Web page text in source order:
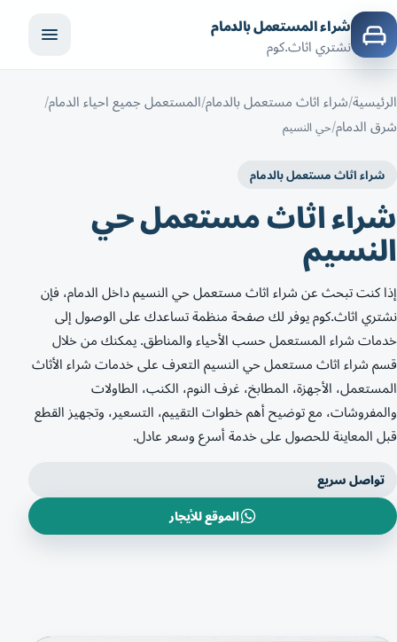
شراء المستعمل بالدمام
نشتري اثاث.كوم
الرئيسية شراء اثاث مستعمل بالدمام المستعمل جميع احياء الدمام
شرق الدمام حي النسيم
شراء اثاث مستعمل بالدمام
شراء اثاث مستعمل حي
النسيم
إذا كنت تبحث عن شراء اثاث مستعمل حي النسيم داخل الدمام، فإن
نشتري اثاث.كوم يوفر لك صفحة منظمة تساعدك على الوصول إلى
خدمات شراء المستعمل حسب الأحياء والمناطق. يمكنك من خلال
قسم شراء اثاث مستعمل حي النسيم التعرف على خدمات شراء الأثاث
المستعمل، الأجهزة، المطابخ، غرف النوم، الكنب، الطاولات
والمفروشات، مع توضيح أهم خطوات التقييم، التسعير، وتجهيز القطع
قبل المعاينة للحصول على خدمة أسرع وسعر عادل.
تواصل سريع
الموقع للأيجار